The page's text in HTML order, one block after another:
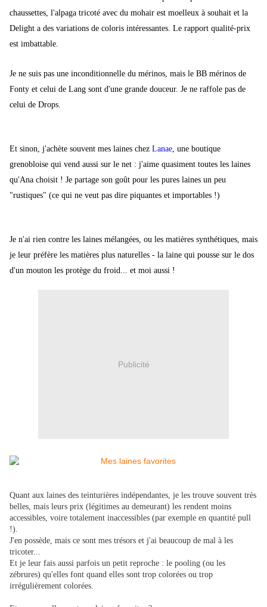
chaussettes, l'alpaga tricoté avec du mohair est moelleux à souhait et la
Delight a des variations de coloris intéressantes. Le rapport qualité-prix
est imbattable.
Je ne suis pas une inconditionnelle du mérinos, mais le BB mérinos de
Fonty et celui de Lang sont d'une grande douceur. Je ne raffole pas de
celui de Drops.
Et sinon, j'achète souvent mes laines chez Lanae, une boutique
grenobloise qui vend aussi sur le net : j'aime quasiment toutes les laines
qu'Ana choisit ! Je partage son goût pour les pures laines un peu
"rustiques" (ce qui ne veut pas dire piquantes et importables !)
Je n'ai rien contre les laines mélangées, ou les matières synthétiques, mais
je leur préfère les matières plus naturelles - la laine qui pousse sur le dos
d'un mouton les protège du froid... et moi aussi !
Publicité
Quant aux laines des teinturières indépendantes, je les trouve souvent très
belles, mais leurs prix (légitimes au demeurant) les rendent moins
accessibles, voire totalement inaccessibles (par exemple en quantité pull
!).
J'en possède, mais ce sont mes trésors et j'ai beaucoup de mal à les
tricoter...
Et je leur fais aussi parfois un petit reproche : le pooling (ou les
zébrures) qu'elles font quand elles sont trop colorées ou trop
irrégulièrement colorées.